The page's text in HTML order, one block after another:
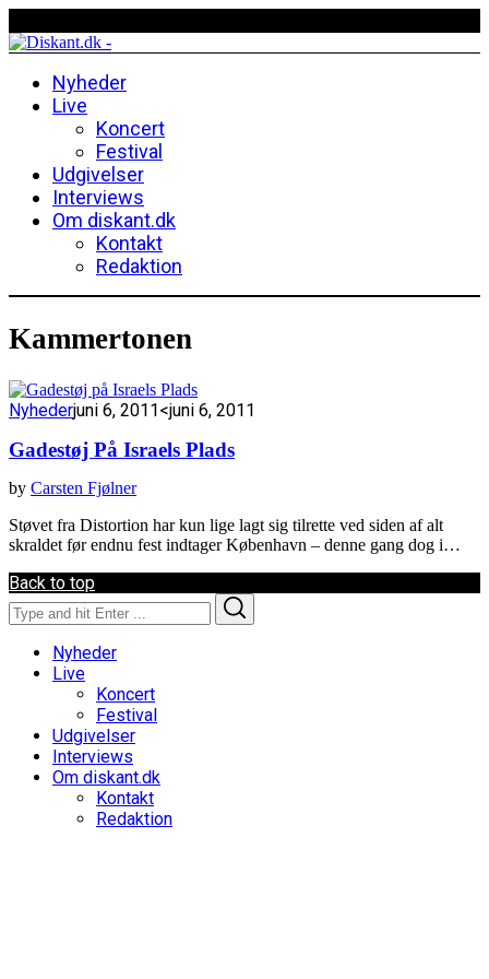
Nyheder
Live
Koncert
Festival
Udgivelser
Interviews
Om diskant.dk
Kontakt
Redaktion
Kammertonen
Nyhederjuni 6, 2011<juni 6, 2011
Gadestøj På Israels Plads
by Carsten Fjølner
Støvet fra Distortion har kun lige lagt sig tilrette ved siden af alt
skraldet før endnu fest indtager København – denne gang dog i…
Back to top
Search
for:
Nyheder
Live
Koncert
Festival
Udgivelser
Interviews
Om diskant.dk
Kontakt
Redaktion